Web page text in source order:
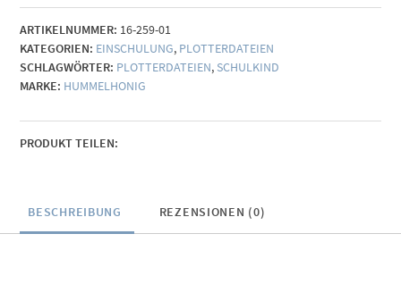
ARTIKELNUMMER: 16-259-01
KATEGORIEN: EINSCHULUNG, PLOTTERDATEIEN
SCHLAGWÖRTER: PLOTTERDATEIEN, SCHULKIND
MARKE: HUMMELHONIG
PRODUKT TEILEN:
BESCHREIBUNG REZENSIONEN (0)